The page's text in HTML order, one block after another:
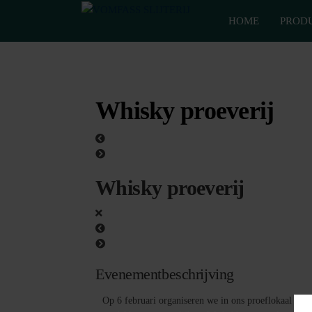
de
Slijterij
HOME
Whisky proeverij
Whisky proeverij
Evenementbeschrijving
Op 6 februari organiseren we in ons proeflokaal in